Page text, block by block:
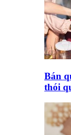
Bán
thói